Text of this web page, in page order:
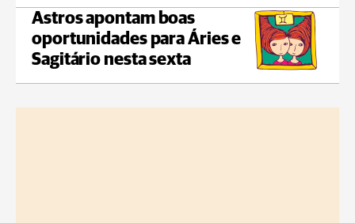
Astros apontam boas
oportunidades para Áries e
Sagitário nesta sexta